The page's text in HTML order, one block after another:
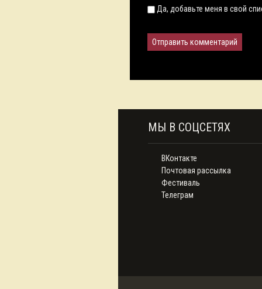
Да, добавьте меня в свой
МЫ В СОЦСЕТЯХ
ВКонтакте
Почтовая рассылка
Фестиваль
Телеграм